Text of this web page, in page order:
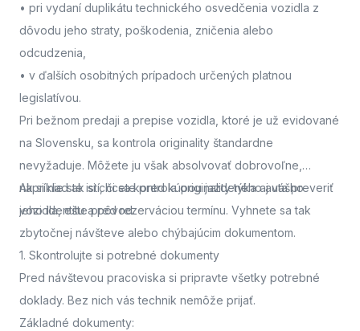
• pri vydaní duplikátu technického osvedčenia vozidla z
dôvodu jeho straty, poškodenia, zničenia alebo
odcudzenia,
• v ďalších osobitných prípadoch určených platnou
legislatívou.
Pri bežnom predaji a prepise vozidla, ktoré je už evidované
na Slovensku, sa kontrola originality štandardne
nevyžaduje. Môžete ju však absolvovať dobrovoľne,
napríklad ak si chcete pred kúpou jazdeného auta preveriť
jeho identitu a pôvod.
Ak si nie ste istí, či sa kontrola originality týka aj vášho
vozidla,ešte pred rezerváciou termínu. Vyhnete sa tak
zbytočnej návšteve alebo chýbajúcim dokumentom.
1. Skontrolujte si potrebné dokumenty
Pred návštevou pracoviska si pripravte všetky potrebné
doklady. Bez nich vás technik nemôže prijať.
Základné dokumenty: